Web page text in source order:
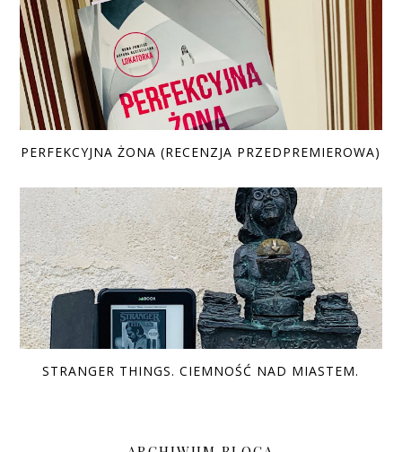
PERFEKCYJNA ŻONA (RECENZJA PRZEDPREMIEROWA)
STRANGER THINGS. CIEMNOŚĆ NAD MIASTEM.